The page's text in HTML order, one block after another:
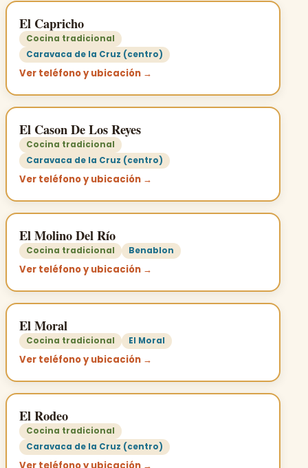
El Capricho
Cocina tradicional
Caravaca de la Cruz (centro)
Ver teléfono y ubicación →
El Cason De Los Reyes
Cocina tradicional
Caravaca de la Cruz (centro)
Ver teléfono y ubicación →
El Molino Del Río
Cocina tradicional Benablon
Ver teléfono y ubicación →
El Moral
Cocina tradicional El Moral
Ver teléfono y ubicación →
El Rodeo
Cocina tradicional
Caravaca de la Cruz (centro)
Ver teléfono y ubicación →